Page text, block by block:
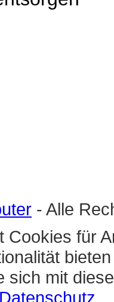
- Alle
Cookies für
sich mit